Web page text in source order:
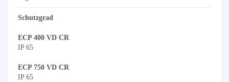
Schutzgrad
ECP 400 VD CR
IP 65
ECP 750 VD CR
IP 65